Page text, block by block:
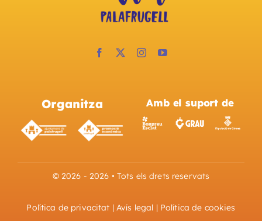
Organitza Amb el suport de
© 2026 - 2026 • Tots els drets reservats
Política de privacitat | Avís legal | Política de cookies